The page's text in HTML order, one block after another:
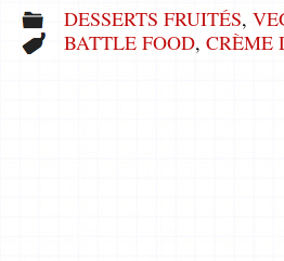
DESSERTS FRUITÉS,
BATTLE FOOD, CRÈME